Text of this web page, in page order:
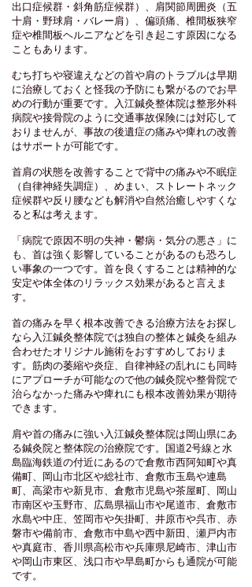
出口症候群・斜角筋症候群）、肩関節周囲炎（五
十肩・野球肩・バレー肩）、偏頭痛、椎間板狭窄
症や椎間板ヘルニアなどを引き起こす原因になる
こともあります。
​むち打ちや寝違えなどの首や肩のトラブルは早期
に治療しておくと怪我の予防にも繋がるのでお早
めの行動が重要です。入江鍼灸整体院は整形外科
病院や接骨院のように交通事故保険には対応して
おりませんが、事故の後遺症の痛みや痺れの改善
はサポートが可能です。
​首肩の状態を改善することで背中の痛みや不眠症
（自律神経失調症）、めまい、ストレートネック
症候群や反り腰なども解消や自然治癒しやすくな
ると私は考えます。
「病院で原因不明の失神・鬱病・気分の悪さ」に
も、首は強く影響していることがあるのも恐ろし
い事象の一つです。首を良くすることは精神的な
安定や体全体のリラックス効果があると言えま
す。
首の痛みを早く根本改善できる治療方法をお探し
なら入江鍼灸整体院では独自の整体と鍼灸を組み
合わせたオリジナル施術をおすすめしておりま
す。筋肉の萎縮や炎症、自律神経の乱れにも同時
にアプローチが可能なので他の鍼灸院や整骨院で
治らなかった痛みや痺れにも根本改善効果が期待
できます。
肩や首の痛みに強い入江鍼灸整体院は岡山県にあ
る鍼灸院と整体院の治療院です。国道2号線と水
島臨海鉄道の付近にあるので倉敷市西阿知町や真
備町、岡山市北区や総社市、倉敷市玉島や連島
町、高梁市や新見市、倉敷市児島や茶屋町、岡山
市南区や玉野市、広島県福山市や尾道市、倉敷市
水島や中庄、笠岡市や矢掛町、井原市や呉市、赤
磐市や備前市、倉敷市中島や西中新田、瀬戸内市
や真庭市、香川県高松市や兵庫県尼崎市、津山市
や岡山市東区、浅口市や早島町からも通院が可能
です。